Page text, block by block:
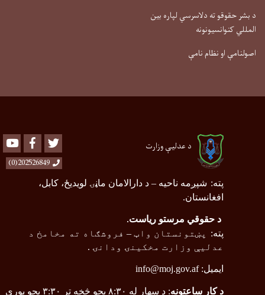
د بشر حقوقو ته دلاسرسي لپاره بین
المللي کنوانسیونونه
اصولنامې او نظام نامې
د عدلیې وزارت Youtube Facebook
202526849(0)
پته: شپږمه ناحیه – د دارالامان ماڼۍ لویدیځ، کابل،
افغانستان.
د حقوقي مرستو ریاست.
پته: پښتونستان واټ – فروشګاه ته مخامخ د
عدلیې وزارت مخکینۍ ودانۍ .
ایمیل:info@moj.gov.af
د کار ساعتونه : د سهار له ۸:۳۰ بجو څخه تر ۳:۳۰ بجو پورې